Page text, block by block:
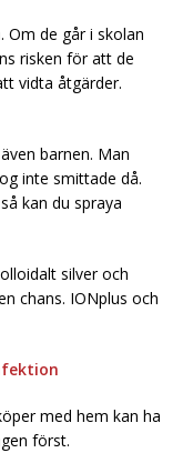
Om de går i skolan
risken för att de
vidta åtgärder.
barnen. Man
inte smittade då.
kan du spraya
silver och
chans. IONplus och
med hem kan ha
först.